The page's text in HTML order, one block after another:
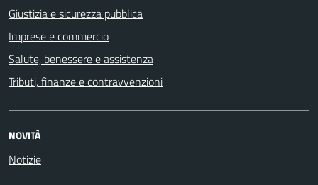
Giustizia e sicurezza pubblica
Imprese e commercio
Salute, benessere e assistenza
Tributi, finanze e contravvenzioni
NOVITÀ
Notizie